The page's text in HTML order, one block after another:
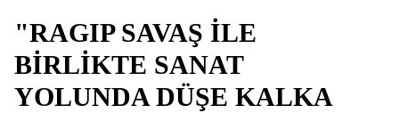
"RAGIP SAVAŞ İLE
BİRLİKTE SANAT
YOLUNDA DÜŞE KALKA